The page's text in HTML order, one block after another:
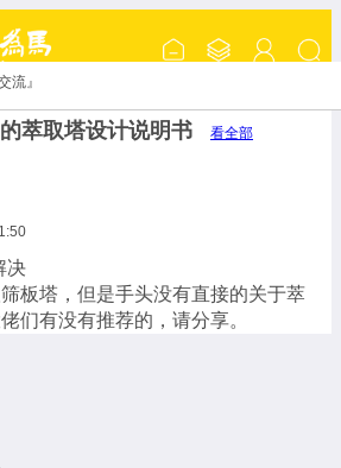
流』
萃取塔设计说明书 看全部
决
板塔，但是手头没有直接的关于萃
们有没有推荐的，请分享。